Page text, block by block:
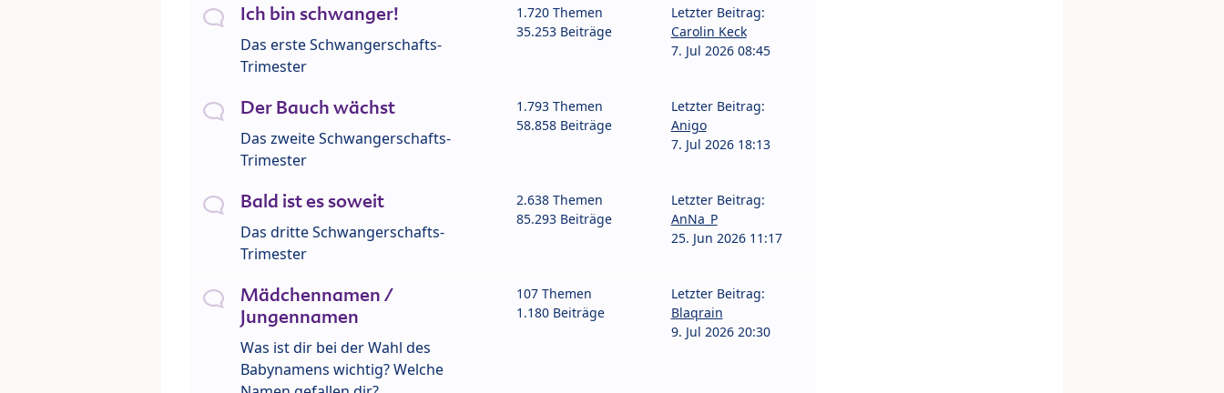
Ich bin schwanger!
Das erste Schwangerschafts-
Trimester
1.720 Themen
35.253 Beiträge
Letzter Beitrag:
Carolin Keck
7. Jul 2026 08:45
Der Bauch wächst
Das zweite Schwangerschafts-
Trimester
1.793 Themen
58.858 Beiträge
Letzter Beitrag:
Anigo
7. Jul 2026 18:13
Bald ist es soweit
Das dritte Schwangerschafts-
Trimester
2.638 Themen
85.293 Beiträge
Letzter Beitrag:
AnNa_P
25. Jun 2026 11:17
Mädchennamen /
Jungennamen
Was ist dir bei der Wahl des
Babynamens wichtig? Welche
107 Themen
1.180 Beiträge
Letzter Beitrag:
Blaqrain
9. Jul 2026 20:30